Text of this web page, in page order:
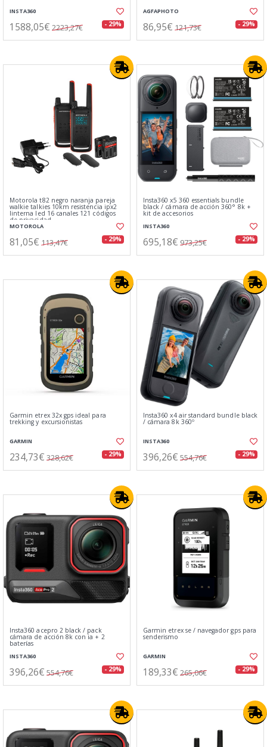
INSTA360
1588,05€ 2223,27€ - 29%
AGFAPHOTO
86,95€ 121,73€ - 29%
Motorola t82 negro naranja pareja
walkie talkies 10km resistencia ipx2
linterna led 16 canales 121 códigos
de privacidad
MOTOROLA
81,05€ 113,47€ - 29%
Insta360 x5 360 essentials bundle
black / cámara de acción 360° 8k +
kit de accesorios
INSTA360
695,18€ 973,25€ - 29%
Garmin etrex 32x gps ideal para
trekking y excursionistas
GARMIN
234,73€ 328,62€ - 29%
Insta360 x4 air standard bundle black
/ cámara 8k 360º
INSTA360
396,26€ 554,76€ - 29%
Insta360 acepro 2 black / pack
cámara de acción 8k con ia + 2
baterías
INSTA360
396,26€ 554,76€ - 29%
Garmin etrex se / navegador gps para
senderismo
GARMIN
189,33€ 265,06€ - 29%